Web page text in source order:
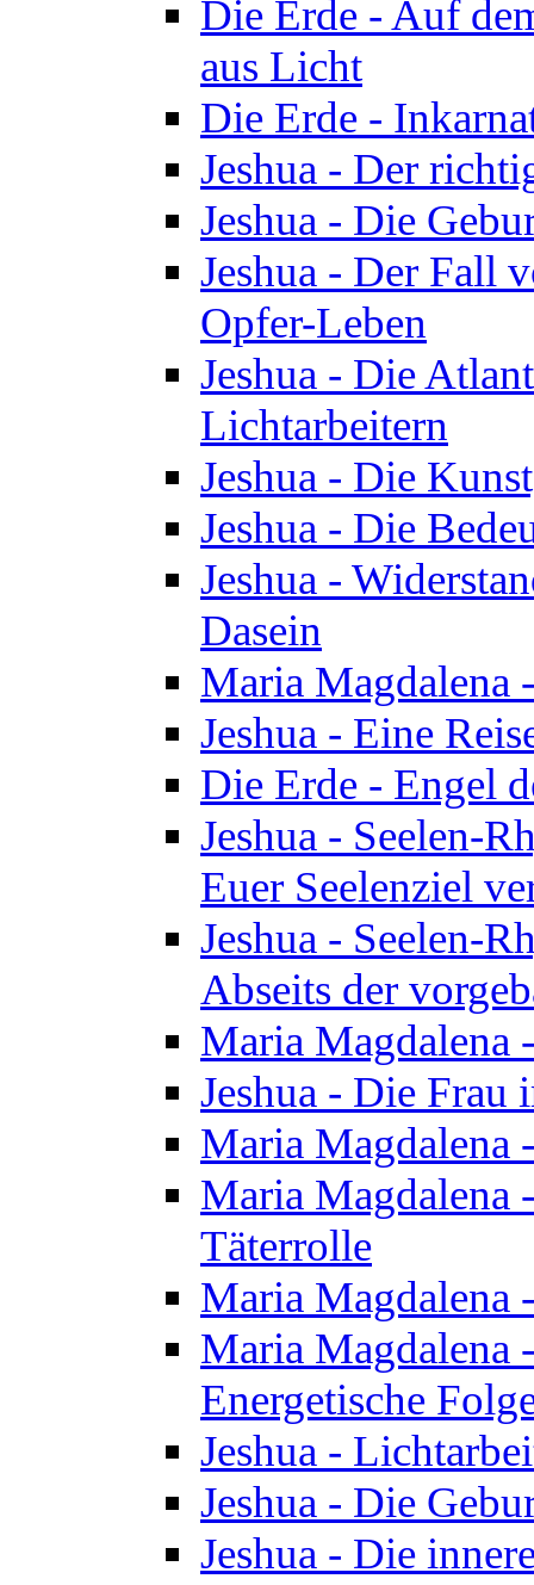
Die Erde - Auf
aus Licht
Die Erde -
Jeshua - Der
Jeshua - Die
Jeshua - Der Fall
Opfer-Leben
Jeshua - Die
Lichtarbeitern
Jeshua - Die
Jeshua - Die
Jeshua -
Dasein
Maria Magdalena
Jeshua - Eine
Die Erde - Engel
Jeshua - Seelen-
Euer Seelenziel
Jeshua - Seelen-
Abseits der
Maria Magdalena
Jeshua - Die Frau
Maria Magdalena
Maria Magdalena
Täterrolle
Maria Magdalena
Maria Magdalena
Energetische
Jeshua -
Jeshua - Die
Jeshua - Die